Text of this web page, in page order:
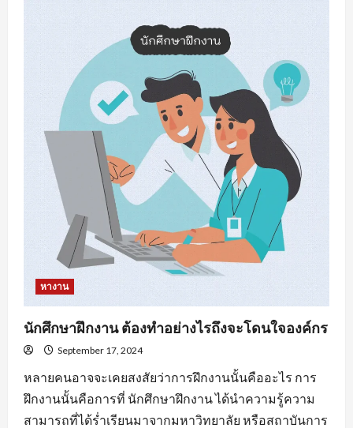
ยม
ความ
รับมือ
การ
หา
งาน
หางาน
นักศึกษาฝึกงาน ต้องทำอย่างไรถึงจะโดนใจองค์กร
September 17, 2024
หลายคนอาจจะเคยสงสัยว่าการฝึกงานนั้นคืออะไร การ
ฝึกงานนั้นคือการที่ นักศึกษาฝึกงาน ได้นำความรู้ความ
สามารถที่ได้ร่ำเรียนมาจากมหาวิทยาลัย หรือสถาบันการ